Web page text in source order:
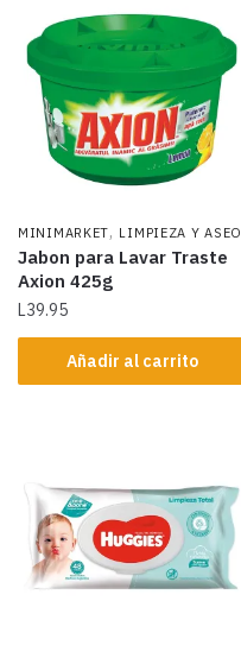
MINIMARKET, LIMPIEZA Y ASEO
Jabon para Lavar Traste
Axion 425g
L39.95
Añadir al carrito